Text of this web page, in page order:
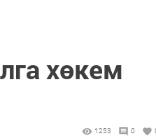
хөкем
1253 0